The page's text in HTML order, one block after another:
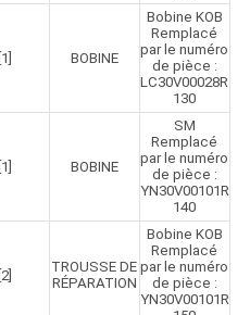
[1] BOBINE
Bobine KOB
Remplacé
par le numéro
de pièce :
LC30V00028R
130
[1] BOBINE
SM
Remplacé
par le numéro
de pièce :
YN30V00101R
140
[2]
TROUSSE DE
RÉPARATION
Bobine KOB
Remplacé
par le numéro
de pièce :
YN30V00101R